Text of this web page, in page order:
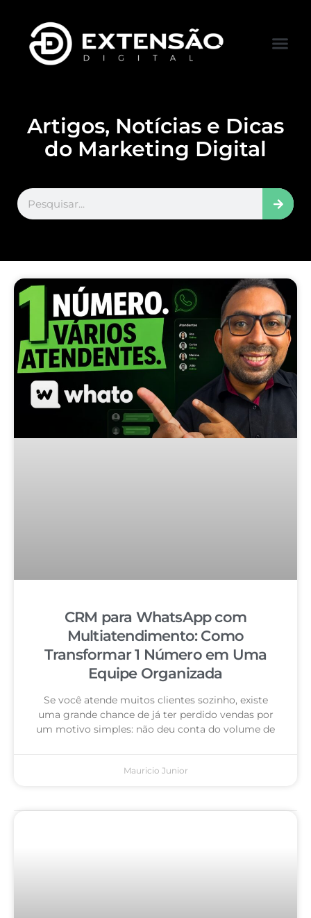
Artigos, Notícias e Dicas
do Marketing Digital
CRM para WhatsApp com
Multiatendimento: Como
Transformar 1 Número em Uma
Equipe Organizada
Se você atende muitos clientes sozinho, existe
uma grande chance de já ter perdido vendas por
um motivo simples: não deu conta do volume de
Mauricio Junior